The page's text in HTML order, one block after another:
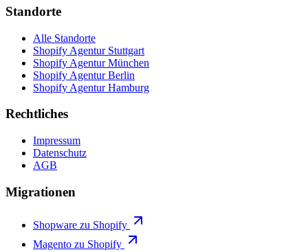
Standorte
Alle Standorte
Shopify Agentur Stuttgart
Shopify Agentur München
Shopify Agentur Berlin
Shopify Agentur Hamburg
Rechtliches
Impressum
Datenschutz
AGB
Migrationen
Shopware zu Shopify
Magento zu Shopify